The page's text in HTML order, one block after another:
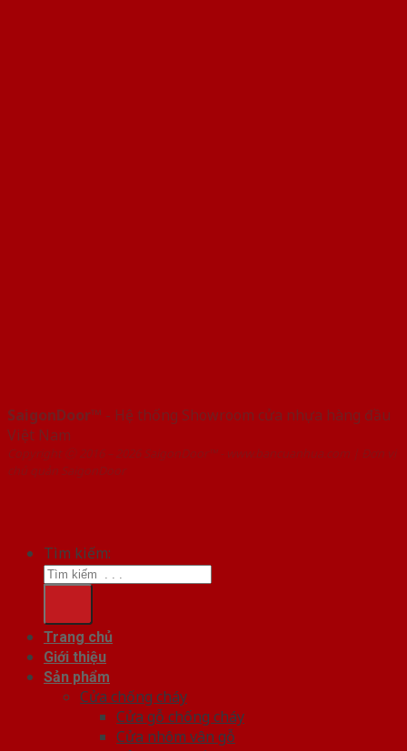
SaigonDoor™ - Hệ thống Showroom cửa nhựa hàng đầu
Việt Nam
Copyright ⓒ 2016 – 2026 SaigonDoor™ - www.bancuanhua.com | Đơn vị
chủ quản SaigonDoor
Tìm kiếm:
Trang chủ
Giới thiệu
Sản phẩm
Cửa chống cháy
Cửa gỗ chống cháy
Cửa nhôm vân gỗ